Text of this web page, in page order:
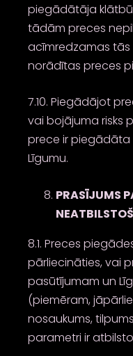
piegādātāja
tādām preces
acīmredzamas
norādītas preces
7.10. Piegādājot
vai bojājuma risks
prece ir piegādāta
Līgumu.
PRASĪJUMS
8.1. Preces
pārliecināties, vai
pasūtījumam un
(piemēram,
nosaukums,
parametri ir